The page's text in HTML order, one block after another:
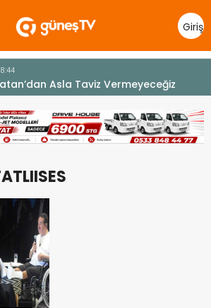
Giriş
Yap
Asla Taviz Vermeyeceğiz